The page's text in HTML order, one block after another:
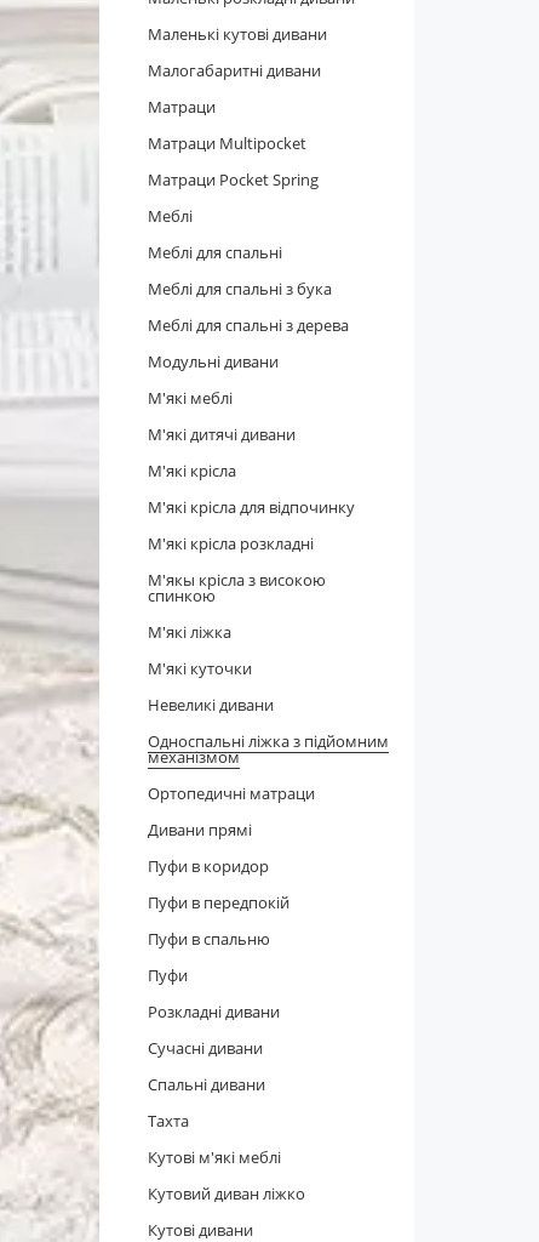
Маленькі кутові дивани
Малогабаритні дивани
Матраци
Матраци Multipocket
Матраци Pocket Spring
Меблі
Меблі для спальні
Меблі для спальні з бука
Меблі для спальні з дерева
Модульні дивани
М'які меблі
М'які дитячі дивани
М'які крісла
М'які крісла для відпочинку
М'які крісла розкладні
М'якы крісла з високою
спинкою
М'які ліжка
М'які куточки
Невеликі дивани
Односпальні ліжка з підйомним
механізмом
Ортопедичні матраци
Дивани прямі
Пуфи в коридор
Пуфи в передпокій
Пуфи в спальню
Пуфи
Розкладні дивани
Сучасні дивани
Спальні дивани
Тахта
Кутові м'які меблі
Кутовий диван ліжко
Кутові дивани